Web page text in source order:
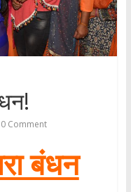
0 Comment
बंधन